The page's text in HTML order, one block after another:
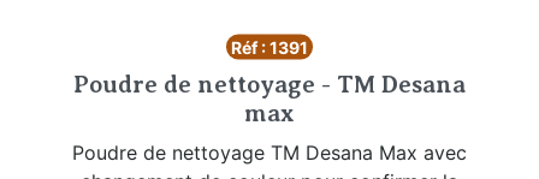
Réf : 1391
Poudre de nettoyage - TM Desana
max
Poudre de nettoyage TM Desana Max avec